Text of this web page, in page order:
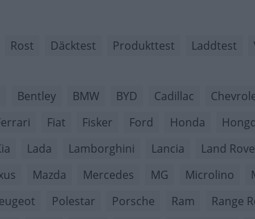
Rost Däcktest Produkttest Laddtest
Bentley BMW BYD Cadillac
Fiat Fisker Ford Honda
Lada Lamborghini Lancia Land
Mazda Mercedes MG Microlino
Polestar Porsche Ram Range